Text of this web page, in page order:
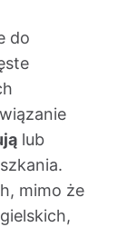
do
lub
mimo że